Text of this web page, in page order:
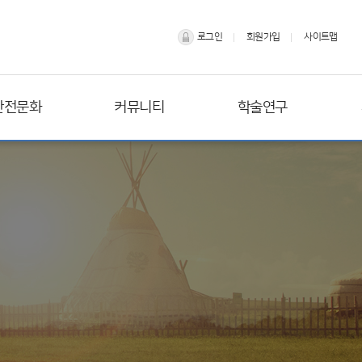
로그인 회원가입 사이트맵
전문화 커뮤니티 학술연구